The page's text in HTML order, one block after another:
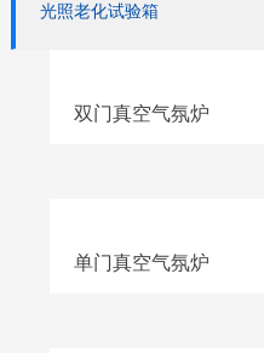
光照老化试验箱
双门真空气氛炉
单门真空气氛炉